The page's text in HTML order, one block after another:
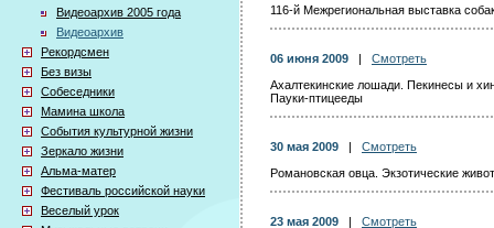
Видеоархив 2005 года
Видеоархив
Рекордсмен
Без визы
Собеседники
Мамина школа
События культурной жизни
Зеркало жизни
Альма-матер
Фестиваль российской науки
Веселый урок
116-й Межрегиональная выставка
06 июня 2009
Смотреть
Ахалтекинские лошади. Пекинесы и
Пауки-птицееды
30 мая 2009
Смотреть
Романовская овца. Экзотические
23 мая 2009
Смотреть